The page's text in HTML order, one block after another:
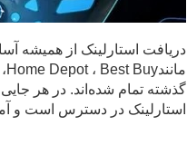
دریافت استارلینک از
مانندBest Buy ،Home Depot،
گذشته تمام شده‌اند. در هر
استارلینک در دسترس است و